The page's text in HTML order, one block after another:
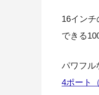
16イン
できる
パワフル
4ポート